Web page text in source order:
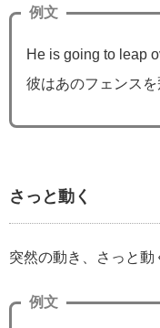
例文
He is going to leap
彼はあのフェンスを
さっと動く
突然の動き、さっと動
例文